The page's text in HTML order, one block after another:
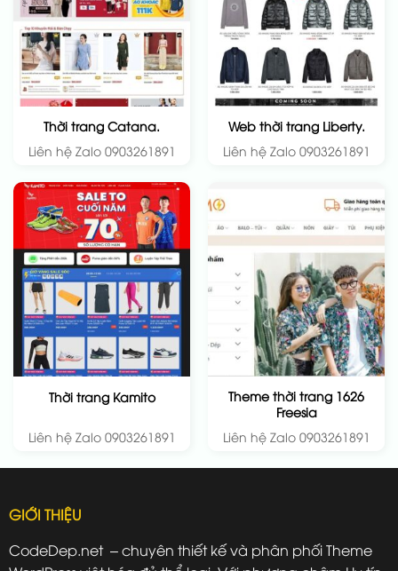
Thời trang Catana.
Liên hệ Zalo 0903261891
Web thời trang Liberty.
Liên hệ Zalo 0903261891
Thời trang Kamito
Liên hệ Zalo 0903261891
Theme thời trang 1626
Freesia
Liên hệ Zalo 0903261891
GIỚI THIỆU
CodeDep.net – chuyên thiết kế và phân phối Theme